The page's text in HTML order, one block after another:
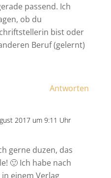
passend. Ich
ob du
bist oder
Beruf (gelernt)
Antworten
2017 um 9:11 Uhr
gerne duzen, das
🙂 Ich habe nach
einem Verlag